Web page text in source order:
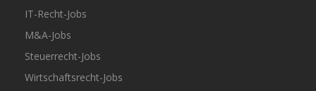
IT-Recht-Jobs
M&A-Jobs
Steuerrecht-Jobs
Wirtschaftsrecht-Jobs